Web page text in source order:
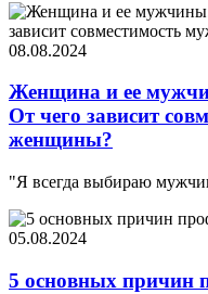
08.08.2024
Женщина и ее
От чего зависит
женщины?
"Я всегда выбираю
05.08.2024
5 основных причин